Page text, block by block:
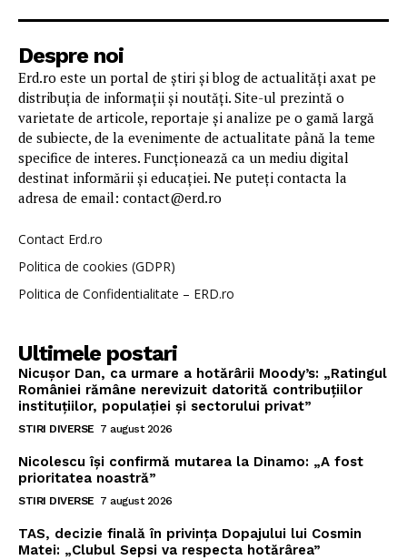
Despre noi
Erd.ro este un portal de știri și blog de actualități axat pe
distribuția de informații și noutăți. Site-ul prezintă o
varietate de articole, reportaje și analize pe o gamă largă
de subiecte, de la evenimente de actualitate până la teme
specifice de interes. Funcționează ca un mediu digital
destinat informării și educației. Ne puteți contacta la
adresa de email: contact@erd.ro
Contact Erd.ro
Politica de cookies (GDPR)
Politica de Confidentialitate – ERD.ro
Ultimele postari
Nicușor Dan, ca urmare a hotărârii Moody’s: „Ratingul
României rămâne nerevizuit datorită contribuțiilor
instituțiilor, populației și sectorului privat”
STIRI DIVERSE 7 august 2026
Nicolescu își confirmă mutarea la Dinamo: „A fost
prioritatea noastră”
STIRI DIVERSE 7 august 2026
TAS, decizie finală în privința Dopajului lui Cosmin
Matei: „Clubul Sepsi va respecta hotărârea”